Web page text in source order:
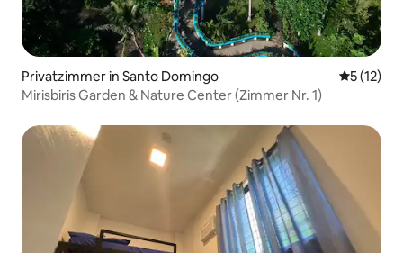
Privatzimmer in Santo Domingo
5 (12)
Mirisbiris Garden & Nature Center (Zimmer Nr. 1)